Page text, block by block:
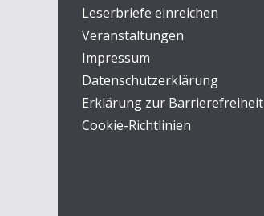
Leserbriefe einreichen
Veranstaltungen
Impressum
Datenschutzerklärung
Erklärung zur Barrierefreiheit
Cookie-Richtlinien